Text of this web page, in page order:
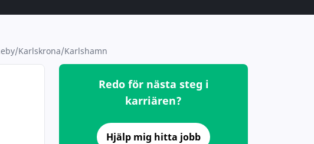
Karlskrona/Karlshamn
Redo för nästa steg i
karriären?
Hjälp mig hitta jobb